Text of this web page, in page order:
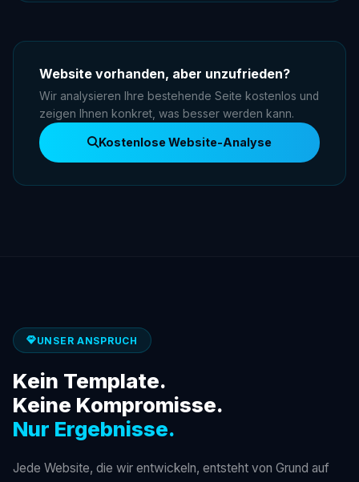
Website vorhanden, aber unzufrieden?
Wir analysieren Ihre bestehende Seite kostenlos und
zeigen Ihnen konkret, was besser werden kann.
Kostenlose Website-Analyse
UNSER ANSPRUCH
Kein Template.
Keine Kompromisse.
Nur Ergebnisse.
Jede Website, die wir entwickeln, entsteht von Grund auf